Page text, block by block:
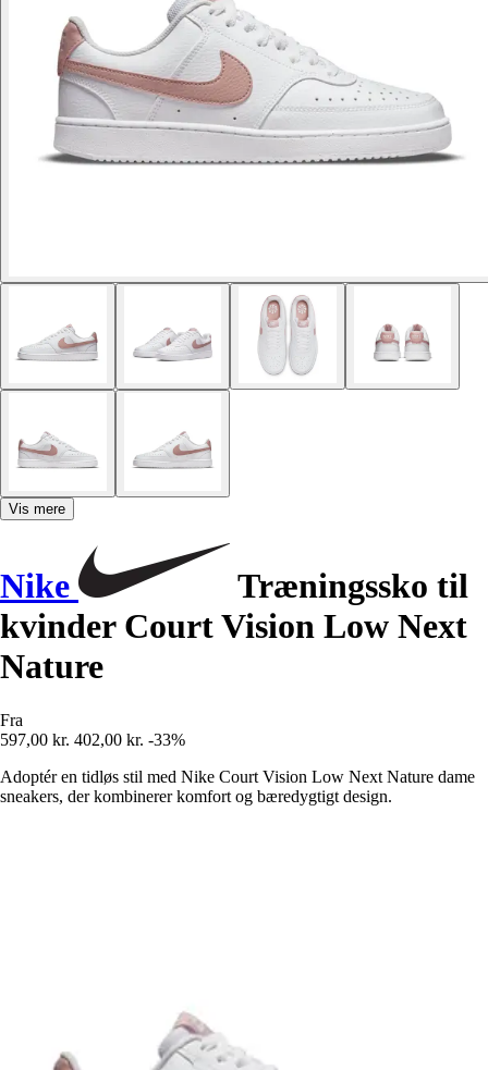
Vis mere
Nike
Træningssko til
kvinder Court Vision Low Next
Nature
Fra
597,00 kr. 402,00 kr. -33%
Adoptér en tidløs stil med Nike Court Vision Low Next Nature dame
sneakers, der kombinerer komfort og bæredygtigt design.